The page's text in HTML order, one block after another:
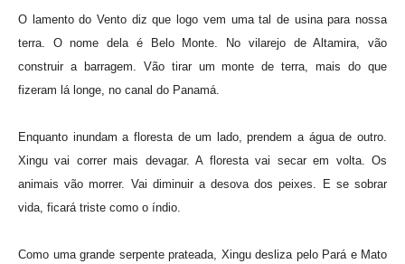
O lamento do Vento diz que logo vem uma tal de usina para nossa
terra. O nome dela é Belo Monte. No vilarejo de Altamira, vão
construir a barragem. Vão tirar um monte de terra, mais do que
fizeram lá longe, no canal do Panamá.
Enquanto inundam a floresta de um lado, prendem a água de outro.
Xingu vai correr mais devagar. A floresta vai secar em volta. Os
animais vão morrer. Vai diminuir a desova dos peixes. E se sobrar
vida, ficará triste como o índio.
Como uma grande serpente prateada, Xingu desliza pelo Pará e Mato